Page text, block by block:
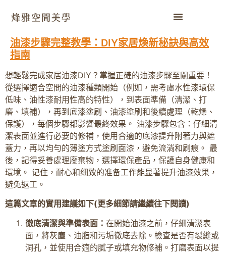
油漆步驟完整教學：DIY家居煥新秘訣與高效
指南
想輕鬆完成家居油漆DIY？掌握正確的油漆步驟至關重要！
從選擇適合空間的油漆種類開始（例如，需考慮水性漆環保
低味、油性漆耐用性高的特性），到表面準備（清潔、打
磨、填補），再到底漆塗刷、油漆塗刷和後續處理（乾燥、
保護），每個步驟都影響最終效果。 油漆步驟包含：仔細清
潔表面並進行必要的修補，使用合適的底漆提升附著力與遮
蓋力，再以均勻的薄塗方式塗刷面漆，避免流淌和刷痕。 最
後，記得妥善處理廢棄物，選擇環保產品，保護自身健康和
環境。 记住，耐心和细致的准备工作能显著提升油漆效果，
避免返工。
這篇文章的實用建議如下(更多細節請繼續往下閱讀)
徹底清潔與準備表面： 在開始油漆之前，仔細清潔表
面，將灰塵、油脂和污垢徹底去除。檢查是否有裂縫或
洞孔，並使用合適的膩子或填充物修補。打磨表面以提